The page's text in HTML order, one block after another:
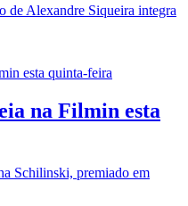
de Alexandre Siqueira integra
na Filmin esta
Schilinski, premiado em